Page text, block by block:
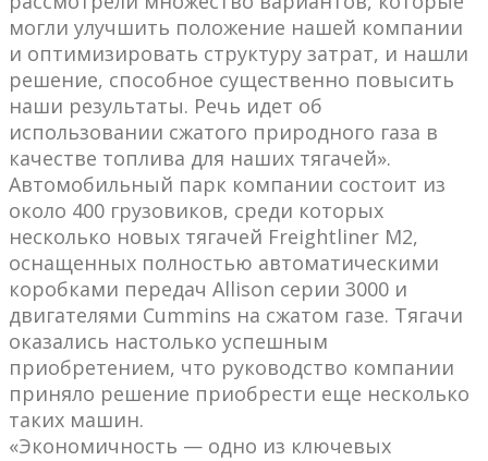
могли улучшить положение нашей компании
и оптимизировать структуру затрат, и нашли
решение, способное существенно повысить
наши результаты. Речь идет об
использовании сжатого природного газа в
качестве топлива для наших тягачей».
Автомобильный парк компании состоит из
около 400 грузовиков, среди которых
несколько новых тягачей Freightliner M2,
оснащенных полностью автоматическими
коробками передач Allison серии 3000 и
двигателями Cummins на сжатом газе. Тягачи
оказались настолько успешным
приобретением, что руководство компании
приняло решение приобрести еще несколько
таких машин.
«Экономичность — одно из ключевых